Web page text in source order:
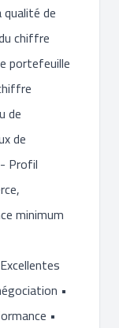
de
chiffre
portefeuille
de
de
Profil
minimum
•
•